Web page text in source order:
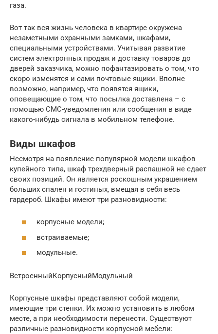
газа.
Вот так вся жизнь человека в квартире окружена
незаметными охранными замками, шкафами,
специальными устройствами. Учитывая развитие
систем электронных продаж и доставку товаров до
дверей заказчика, можно пофантазировать о том, что
скоро изменятся и сами почтовые ящики. Вполне
возможно, например, что появятся ящики,
оповещающие о том, что посылка доставлена – с
помощью СМС-уведомления или сообщения в виде
какого-нибудь сигнала в мобильном телефоне.
Виды шкафов
Несмотря на появление популярной модели шкафов
купейного типа, шкаф трехдверный распашной не сдает
своих позиций. Он является роскошным украшением
больших спален и гостиных, вмещая в себя весь
гардероб. Шкафы имеют три разновидности:
корпусные модели;
встраиваемые;
модульные.
ВстроенныйКорпусныйМодульный
Корпусные шкафы представляют собой модели,
имеющие три стенки. Их можно установить в любом
месте, а при необходимости перенести. Существуют
различные разновидности корпусной мебели: